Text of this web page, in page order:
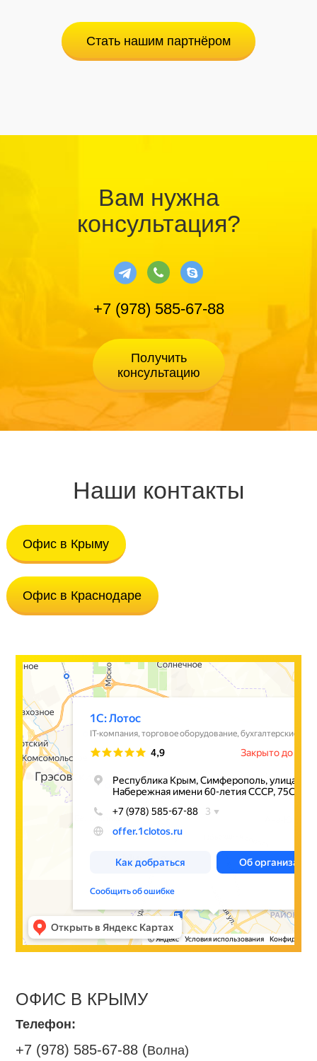
Стать нашим партнёром
Вам нужна
консультация?
+7 (978) 585-67-88
Наши контакты
Офис в Крыму
Офис в Краснодаре
ОФИС В КРЫМУ
Телефон:
+7 (978) 585-67-88 (Волна)